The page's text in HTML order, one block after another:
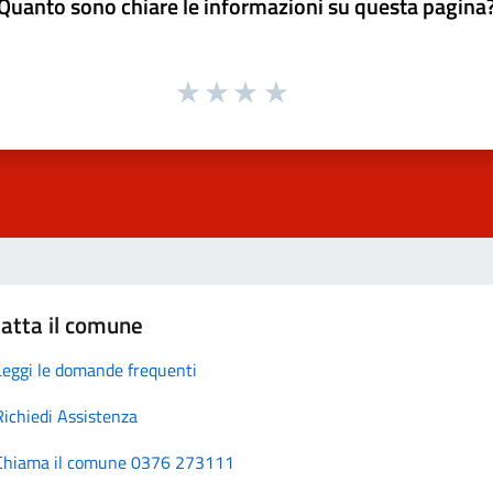
il comune
le domande frequenti
Assistenza
il comune 0376 273111